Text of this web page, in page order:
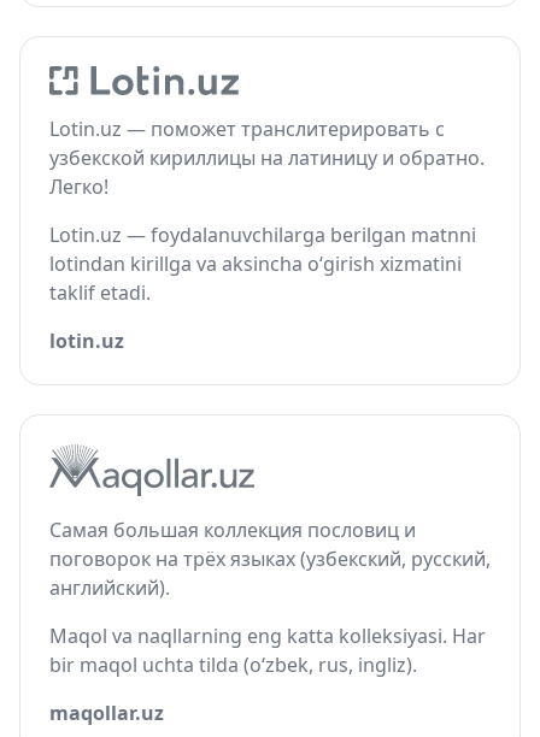
Lotin.uz — поможет транслитерировать с
узбекской кириллицы на латиницу и обратно.
Легко!
Lotin.uz — foydalanuvchilarga berilgan matnni
lotindan kirillga va aksincha o‘girish xizmatini
taklif etadi.
lotin.uz
Самая большая коллекция пословиц и
поговорок на трёх языках (узбекский, русский,
английский).
Maqol va naqllarning eng katta kolleksiyasi. Har
bir maqol uchta tilda (o‘zbek, rus, ingliz).
maqollar.uz